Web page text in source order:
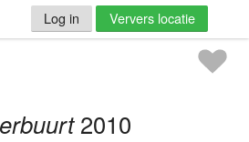
Log in Ververs locatie
2010